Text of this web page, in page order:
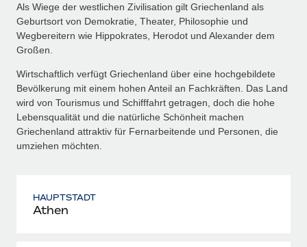
Als Wiege der westlichen Zivilisation gilt Griechenland als
Geburtsort von Demokratie, Theater, Philosophie und
Wegbereitern wie Hippokrates, Herodot und Alexander dem
Großen.
Wirtschaftlich verfügt Griechenland über eine hochgebildete
Bevölkerung mit einem hohen Anteil an Fachkräften. Das Land
wird von Tourismus und Schifffahrt getragen, doch die hohe
Lebensqualität und die natürliche Schönheit machen
Griechenland attraktiv für Fernarbeitende und Personen, die
umziehen möchten.
HAUPTSTADT
Athen